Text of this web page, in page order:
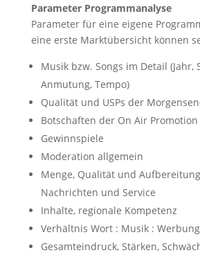
Parameter Programmanalyse
Parameter für eine eigene
eine erste Marktübersicht können
Musik bzw. Songs im Detail (Jahr,
Anmutung, Tempo)
Qualität und USPs der
Botschaften der On Air Promotion
Gewinnspiele
Moderation allgemein
Menge, Qualität und
Nachrichten und Service
Inhalte, regionale Kompetenz
Verhältnis Wort : Musik : Werbung
Gesamteindruck, Stärken,